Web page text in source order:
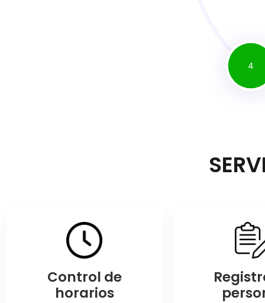
4
Control de
horarios